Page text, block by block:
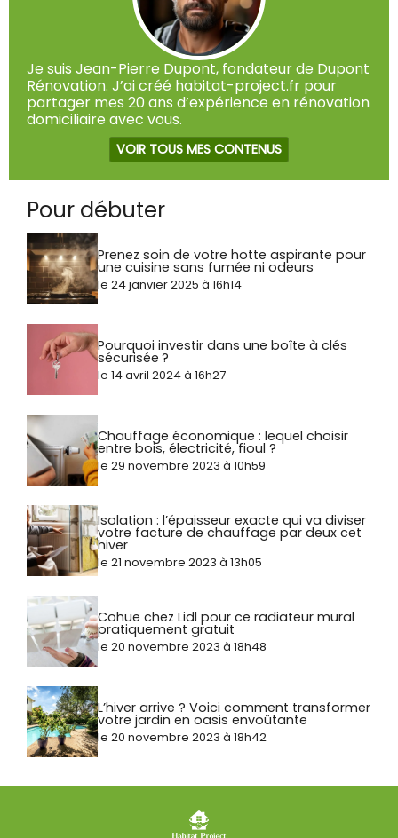
Je suis Jean-Pierre Dupont, fondateur de Dupont
Rénovation. J’ai créé habitat-project.fr pour
partager mes 20 ans d’expérience en rénovation
domiciliaire avec vous.
VOIR TOUS MES CONTENUS
Pour débuter
Prenez soin de votre hotte aspirante pour
une cuisine sans fumée ni odeurs
le 24 janvier 2025 à 16h14
Pourquoi investir dans une boîte à clés
sécurisée ?
le 14 avril 2024 à 16h27
Chauffage économique : lequel choisir
entre bois, électricité, fioul ?
le 29 novembre 2023 à 10h59
Isolation : l’épaisseur exacte qui va diviser
votre facture de chauffage par deux cet
hiver
le 21 novembre 2023 à 13h05
Cohue chez Lidl pour ce radiateur mural
pratiquement gratuit
le 20 novembre 2023 à 18h48
L’hiver arrive ? Voici comment transformer
votre jardin en oasis envoûtante
le 20 novembre 2023 à 18h42